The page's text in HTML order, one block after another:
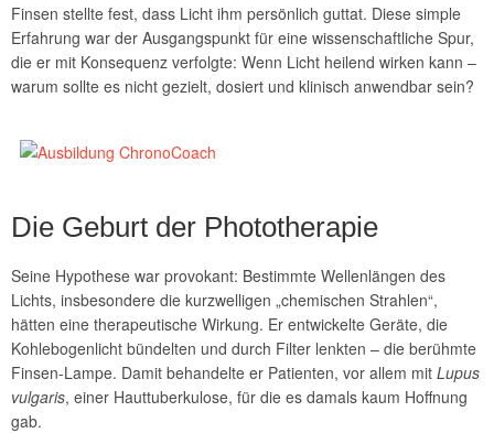
Finsen stellte fest, dass Licht ihm persönlich guttat. Diese simple
Erfahrung war der Ausgangspunkt für eine wissenschaftliche Spur,
die er mit Konsequenz verfolgte: Wenn Licht heilend wirken kann –
warum sollte es nicht gezielt, dosiert und klinisch anwendbar sein?
Die Geburt der Phototherapie
Seine Hypothese war provokant: Bestimmte Wellenlängen des
Lichts, insbesondere die kurzwelligen „chemischen Strahlen“,
hätten eine therapeutische Wirkung. Er entwickelte Geräte, die
Kohlebogenlicht bündelten und durch Filter lenkten – die berühmte
Finsen-Lampe. Damit behandelte er Patienten, vor allem mit Lupus
vulgaris, einer Hauttuberkulose, für die es damals kaum Hoffnung
gab.